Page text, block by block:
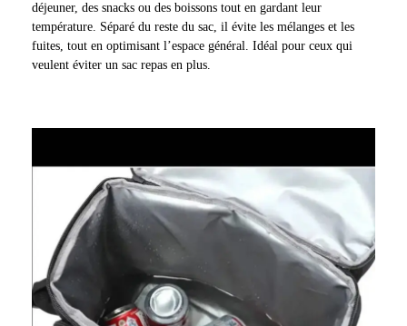
déjeuner, des snacks ou des boissons tout en gardant leur
température. Séparé du reste du sac, il évite les mélanges et les
fuites, tout en optimisant l’espace général. Idéal pour ceux qui
veulent éviter un sac repas en plus.